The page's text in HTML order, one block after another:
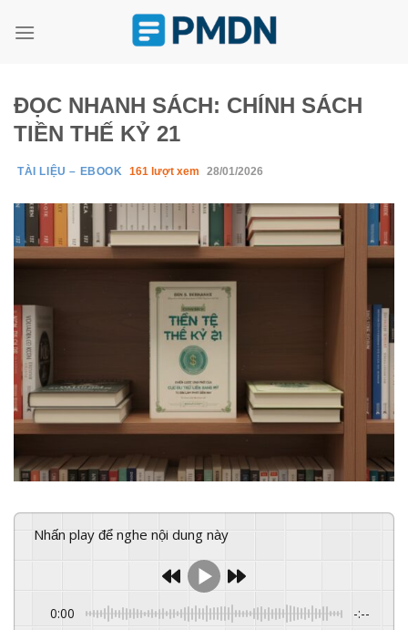
ĐỌC NHANH SÁCH: CHÍNH SÁCH
TIỀN THẾ KỶ 21
TÀI LIỆU – EBOOK 161 lượt xem 28/01/2026
Nhấn play để nghe nội dung này
0:00 -:--